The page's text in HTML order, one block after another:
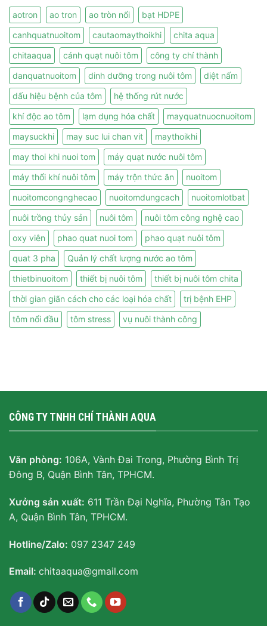
aotron ao tron ao tròn nổi
bạt HDPE
canhquatnuoitom
cautaomaythoikhi
chita aqua
chitaaqua
cánh quạt nuôi tôm
công ty chí thành
danquatnuoitom
dinh dưỡng trong nuôi tôm
diệt nấm
dấu hiệu bệnh của tôm
hệ thống rút nước
khí độc ao tôm
lạm dụng hóa chất
mayquatnuocnuoitom
maysuckhi
may suc lui chan vit
maythoikhi
may thoi khi nuoi tom
máy quạt nước nuôi tôm
máy thổi khí nuôi tôm
máy trộn thức ăn
nuoitom
nuoitomcongnghecao
nuoitomdungcach
nuoitomlotbat
nuôi trồng thủy sản
nuôi tôm
nuôi tôm công nghệ cao
oxy viên
phao quat nuoi tom
phao quạt nuôi tôm
quat 3 pha
Quản lý chất lượng nước ao tôm
thietbinuoitom
thiết bị nuôi tôm
thiết bị nuôi tôm chita
thời gian giãn cách cho các loại hóa chất
trị bệnh EHP
tôm nổi đầu
tôm stress vụ nuôi thành công
CÔNG TY TNHH CHÍ THÀNH AQUA
Văn phòng: 106A, Vành Đai Trong, Phường Bình Trị
Đông B, Quận Bình Tân, TPHCM.
Xưởng sản xuất: 611 Trần Đại Nghĩa, Phường Tân Tạo
A, Quận Bình Tân, TPHCM.
Hotline/Zalo: 097 2347 249
Email: chitaaqua@gmail.com